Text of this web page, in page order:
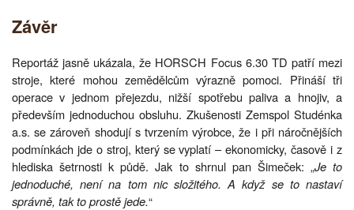
Závěr
Reportáž jasně ukázala, že HORSCH Focus 6.30 TD patří mezi
stroje, které mohou zemědělcům výrazně pomoci. Přináší tři
operace v jednom přejezdu, nižší spotřebu paliva a hnojiv, a
především jednoduchou obsluhu. Zkušenosti Zemspol Studénka
a.s. se zároveň shodují s tvrzením výrobce, že i při náročnějších
podmínkách jde o stroj, který se vyplatí – ekonomicky, časově i z
hlediska šetrnosti k půdě. Jak to shrnul pan Šimeček: „Je to
jednoduché, není na tom nic složitého. A když se to nastaví
správně, tak to prostě jede.“